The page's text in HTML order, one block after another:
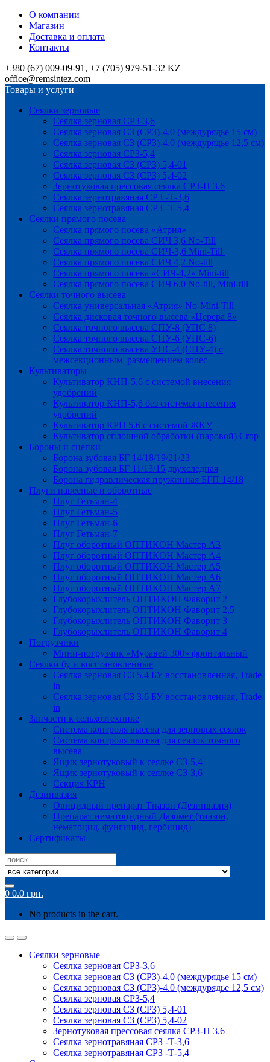
О компании
Магазин
Доставка и оплата
Контакты
+380 (67) 009-09-91, +7 (705) 979-51-32 KZ
office@remsintez.com
Товары и услуги
Сеялки зерновые
Сеялка зерновая СРЗ-3,6
Сеялка зерновая СЗ (СРЗ)-4.0 (междурядье 15 см)
Сеялка зерновая СЗ (СРЗ)-4.0 (междурядье 12,5 см)
Сеялка зерновая СРЗ-5,4
Сеялка зерновая СЗ (СРЗ) 5,4-01
Сеялка зерновая СЗ (СРЗ) 5,4-02
Зернотуковая прессовая сеялка СРЗ-П 3.6
Сеялка зернотравяная СРЗ -Т-3,6
Сеялка зернотравяная СРЗ -Т-5,4
Сеялки прямого посева
Сеялка прямого посева «Атрия»
Сеялка прямого посева СИЧ 3,6 No-Till
Сеялка прямого посева СИЧ-3,6 Mini-Till
Сеялка прямого посева СИЧ 4,2 No-till
Сеялка прямого посева «СИЧ-4,2» Mini-till
Сеялка прямого посева СИЧ 6.0 No-till, Mini-till
Сеялки точного высева
Сеялка универсальная «Атрия» No-Mini-Till
Сеялка дисковая точного высева «Церера 8»
Сеялка точного высева СПУ-8 (УПС 8)
Сеялка точного высева СПУ-6 (УПС-6)
Сеялка точного высева УПС-4 (СПУ-4) с
межсекционным размещением колес
Культиваторы
Культиватор КНП-5,6 с системой внесения
удобрений
Культиватор КНП-5,6 без системы внесения
удобрений
Культиватор КРН 5.6 с системой ЖКУ
Культиватор сплошной обработки (паровой) Crop
Бороны и сцепки
Борона зубовая БГ 14/18/19/21/23
Борона зубовая БГ 11/13/15 двухследная
Борона гидравлическая пружинная БГП 14/18
Плуги навесные и оборотные
Плуг Гетьман-4
Плуг Гетьман-5
Плуг Гетьман-6
Плуг Гетьман-7
Плуг оборотный ОПТИКОН Мастер А3
Плуг оборотный ОПТИКОН Мастер А4
Плуг оборотный ОПТИКОН Мастер А5
Плуг оборотный ОПТИКОН Мастер А6
Плуг оборотный ОПТИКОН Мастер А7
Глубокорыхлитель ОПТИКОН Фаворит 2
Глубокорыхлитель ОПТИКОН Фаворит 2,5
Глубокорыхлитель ОПТИКОН Фаворит 3
Глубокорыхлитель ОПТИКОН Фаворит 4
Погрузчики
Мини-погрузчик «Муравей 300» фронтальный
Сеялки бу и восстановленные
Сеялка зерновая СЗ 5.4 БУ восстановленная, Trade-
in
Сеялка зерновая СЗ 3.6 БУ восстановленная, Trade-
in
Запчасти к сельхозтехнике
Система контроля высева для зерновых сеялок
Система контроля высева для сеялок точного
высева
Ящик зернотуковый к сеялке СЗ-5,4
Ящик зернотуковый к сеялке СЗ-3,6
Секция КРН
Дезинвазия
Овицидный препарат Тиазон (Дезинвазия)
Препарат нематоцидный Дазомет (тиазон,
нематоцид, фунгицид, гербицид)
Сертификаты
Search
for:
0 0.0 грн.
No products in the cart.
Сеялки зерновые
Сеялка зерновая СРЗ-3,6
Сеялка зерновая СЗ (СРЗ)-4.0 (междурядье 15 см)
Сеялка зерновая СЗ (СРЗ)-4.0 (междурядье 12,5 см)
Сеялка зерновая СРЗ-5,4
Сеялка зерновая СЗ (СРЗ) 5,4-01
Сеялка зерновая СЗ (СРЗ) 5,4-02
Зернотуковая прессовая сеялка СРЗ-П 3.6
Сеялка зернотравяная СРЗ -Т-3,6
Сеялка зернотравяная СРЗ -Т-5,4